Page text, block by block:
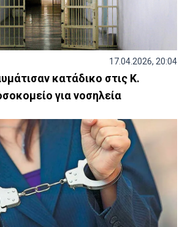
17.04.2026, 20:04
κατάδικο στις Κ.
για νοσηλεία